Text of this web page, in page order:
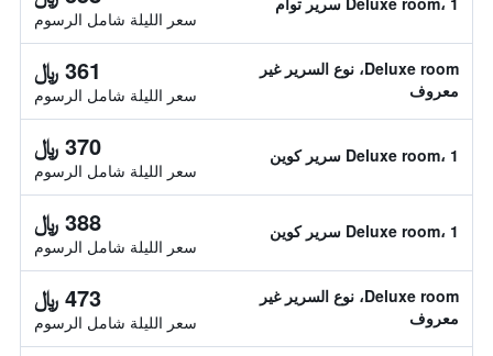
سعر الليلة شامل الرسوم
Deluxe room، نوع السرير غير
معروف
361 ﷼
سعر الليلة شامل الرسوم
Deluxe room، 1 سرير كوين 370 ﷼
سعر الليلة شامل الرسوم
Deluxe room، 1 سرير كوين 388 ﷼
سعر الليلة شامل الرسوم
Deluxe room، نوع السرير غير
معروف
473 ﷼
سعر الليلة شامل الرسوم